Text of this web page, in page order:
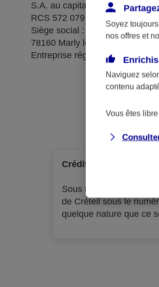
S.A. au capital de 14 627
RCS 572 079 150 Versailles
Siège social : 1, place Victorien
78160 Marly le Roi
Entreprise régie par le code
Crédit à la
Sous réserve
de Créteil sous le
quelque nature que ce
Soyez
nos offres et
Naviguez
contenu
Vous êtes